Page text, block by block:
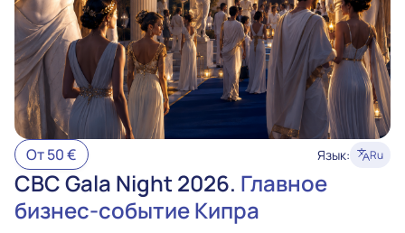
От 50 € Язык: Ru
CBC Gala Night 2026. Главное
бизнес-событие Кипра